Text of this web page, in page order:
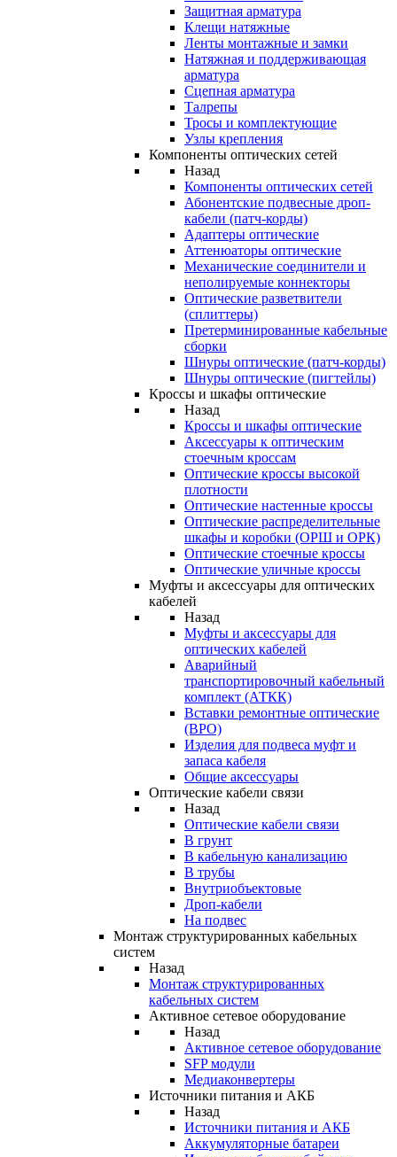
Защитная арматура
Клещи натяжные
Ленты монтажные и замки
Натяжная и поддерживающая
арматура
Сцепная арматура
Талрепы
Тросы и комплектующие
Узлы крепления
Компоненты оптических сетей
Назад
Компоненты оптических сетей
Абонентские подвесные дроп-
кабели (патч-корды)
Адаптеры оптические
Аттенюаторы оптические
Механические соединители и
неполируемые коннекторы
Оптические разветвители
(сплиттеры)
Претерминированные кабельные
сборки
Шнуры оптические (патч-корды)
Шнуры оптические (пигтейлы)
Кроссы и шкафы оптические
Назад
Кроссы и шкафы оптические
Аксессуары к оптическим
стоечным кроссам
Оптические кроссы высокой
плотности
Оптические настенные кроссы
Оптические распределительные
шкафы и коробки (ОРШ и ОРК)
Оптические стоечные кроссы
Оптические уличные кроссы
Муфты и аксессуары для оптических
кабелей
Назад
Муфты и аксессуары для
оптических кабелей
Аварийный
транспортировочный кабельный
комплект (АТКК)
Вставки ремонтные оптические
(ВРО)
Изделия для подвеса муфт и
запаса кабеля
Общие аксессуары
Оптические кабели связи
Назад
Оптические кабели связи
В грунт
В кабельную канализацию
В трубы
Внутриобъектовые
Дроп-кабели
На подвес
Монтаж структурированных кабельных
систем
Назад
Монтаж структурированных
кабельных систем
Активное сетевое оборудование
Назад
Активное сетевое оборудование
SFP модули
Медиаконвертеры
Источники питания и АКБ
Назад
Источники питания и АКБ
Аккумуляторные батареи